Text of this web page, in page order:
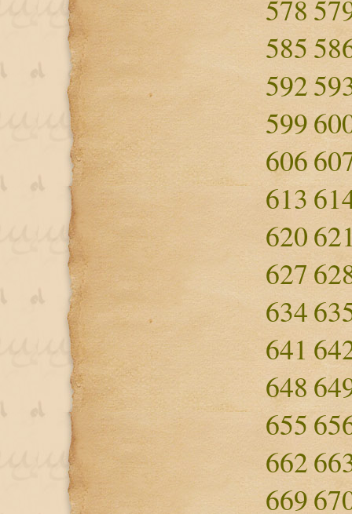
578
585
592
599
606
613
620
627
634
641
648
655
662
669